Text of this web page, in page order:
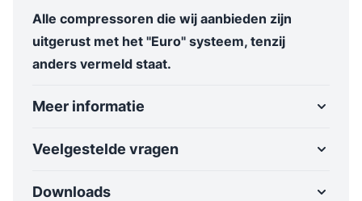
Alle compressoren die wij aanbieden zijn
uitgerust met het "Euro" systeem, tenzij
anders vermeld staat.
Meer informatie
Veelgestelde vragen
Downloads